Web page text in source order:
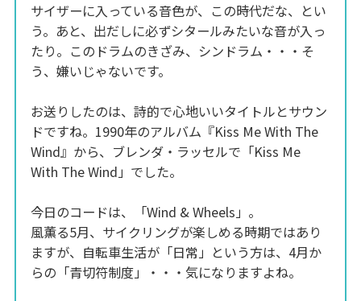
サイザーに入っている音色が、この時代だな、とい
う。あと、出だしに必ずシタールみたいな音が入っ
たり。このドラムのきざみ、シンドラム・・・そ
う、嫌いじゃないです。
お送りしたのは、詩的で心地いいタイトルとサウン
ドですね。1990年のアルバム『Kiss Me With The
Wind』から、ブレンダ・ラッセルで「Kiss Me
With The Wind」でした。
今日のコードは、「Wind & Wheels」。
風薫る5月、サイクリングが楽しめる時期ではあり
ますが、自転車生活が「日常」という方は、4月か
らの「青切符制度」・・・気になりますよね。